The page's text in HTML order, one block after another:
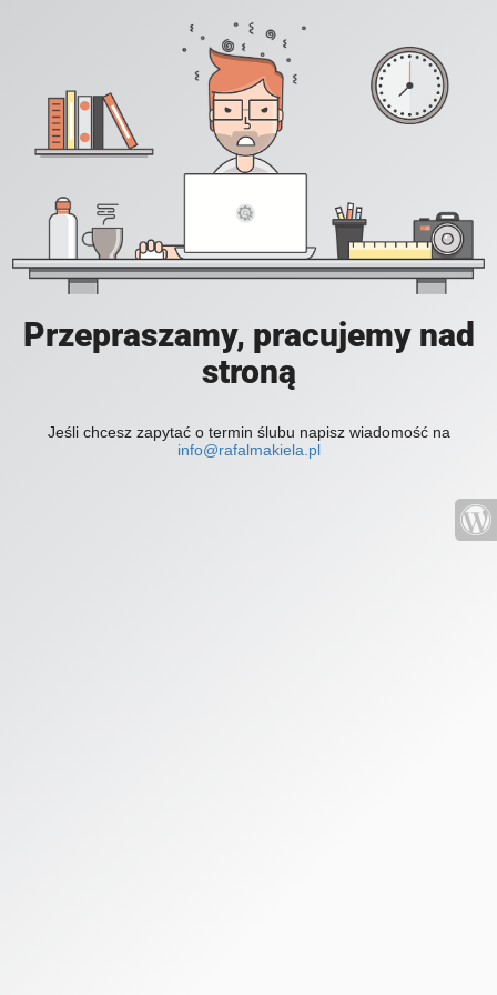
Przepraszamy, pracujemy nad
stroną
Jeśli chcesz zapytać o termin ślubu napisz wiadomość na
info@rafalmakiela.pl